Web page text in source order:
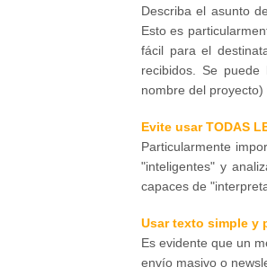
Describa el asunto
Esto es
fácil para el
recibidos. Se
nombre del
Evite usar TODAS
Particularmente
"inteligentes" y
capaces de
Usar texto simple y
Es evidente que un
envío masivo o